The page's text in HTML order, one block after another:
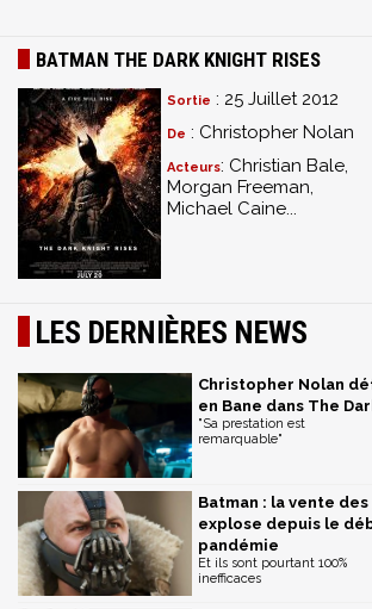
BATMAN THE DARK KNIGHT RISES
Sortie : 25 Juillet 2012
De : Christopher Nolan
Acteurs: Christian Bale,
Morgan Freeman,
Michael Caine...
LES DERNIÈRES NEWS
Christopher Nolan
en Bane dans The
"Sa prestation est
remarquable"
Batman : la vente des
explose depuis le
pandémie
Et ils sont pourtant 100%
inefficaces